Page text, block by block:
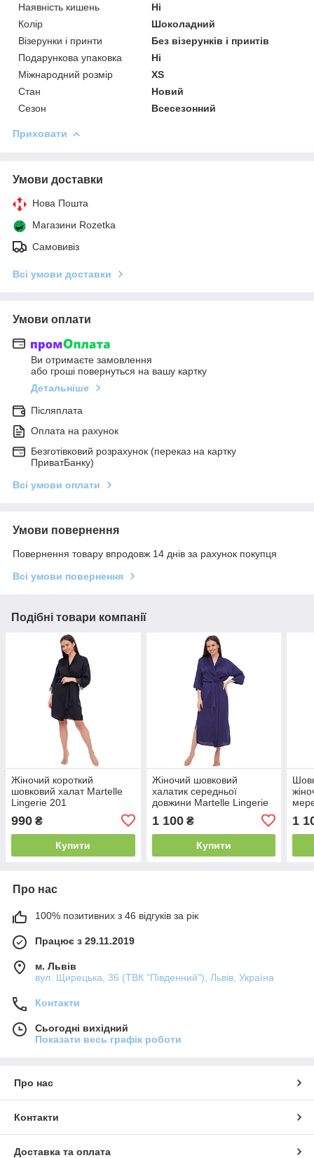
Наявність кишень
Ні
Колір
Шоколадний
Візерунки і принти
Без візерунків і принтів
Подарункова упаковка
Ні
Міжнародний розмір
XS
Стан
Новий
Сезон
Всесезонний
Приховати
Умови доставки
Нова Пошта
Магазини Rozetka
Самовивіз
Всі умови доставки
Умови оплати
Ви отримаєте замовлення
або гроші повернуться на вашу картку
Детальніше
Післяплата
Оплата на рахунок
Безготівковий розрахунок (переказ на картку
ПриватБанку)
Всі умови оплати
Умови повернення
Повернення товару впродовж 14 днів за рахунок покупця
Всі умови повернення
Подібні товари компанії
Жіночий короткий
шовковий халат Martelle
Lingerie 201
990 ₴
Купити
Жіночий шовковий
халатик середньої
довжини Martelle Lingerie
1 100₴
Купити
1
Про нас
100% позитивних з 46 відгуків за рік
Працює з 29.11.2019
м. Львів
вул. Щирецька, 36 (ТВК "Південний"), Львів, Україна
Контакти
Сьогодні вихідний
Показати весь графік роботи
Про нас
Контакти
Доставка та оплата